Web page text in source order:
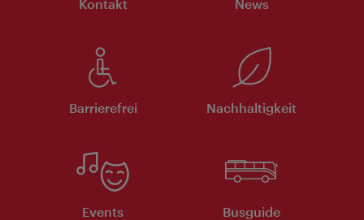
Kontakt News
Barrierefrei Nachhaltigkeit
Events Busguide